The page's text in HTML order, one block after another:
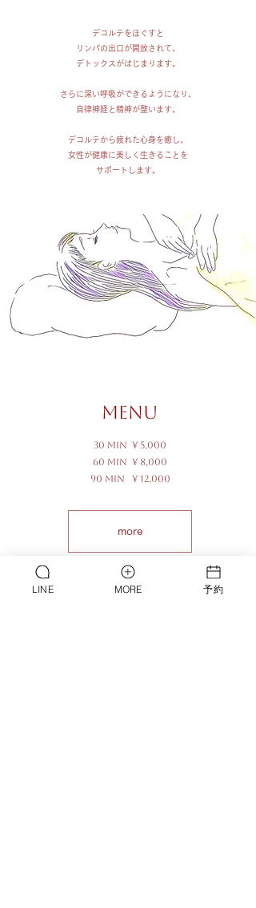
デコルテをほぐすと
リンパの出口が開放されて、
デトックスがはじまります。
さらに深い呼吸ができるようになり、
自律神経と精神が整います。
デコルテから疲れた心身を癒し、
女性が健康に美しく生きることを
サポートします。
MENU
30 min ¥ 5,000
​60 min ¥ 8,000
90 min ¥ 12,000
more
LINE MORE 予約